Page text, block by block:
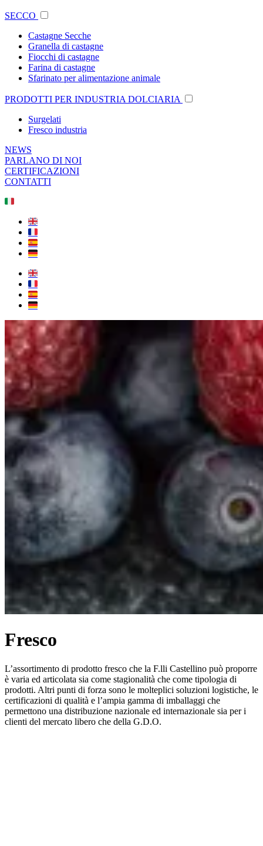
SECCO
Castagne Secche
Granella di castagne
Fiocchi di castagne
Farina di castagne
Sfarinato per alimentazione animale
PRODOTTI PER INDUSTRIA DOLCIARIA
Surgelati
Fresco industria
NEWS
PARLANO DI NOI
CERTIFICAZIONI
CONTATTI
🇮🇹
🇬🇧
🇫🇷
🇪🇸
🇩🇪
🇬🇧
🇫🇷
🇪🇸
🇩🇪
Fresco
L’assortimento di prodotto fresco che la F.lli Castellino può proporre
è varia ed articolata sia come stagionalità che come tipologia di
prodotti. Altri punti di forza sono le molteplici soluzioni logistiche, le
certificazioni di qualità e l’ampia gamma di imballaggi che
permettono una distribuzione nazionale ed internazionale sia per i
clienti del mercato libero che della G.D.O.